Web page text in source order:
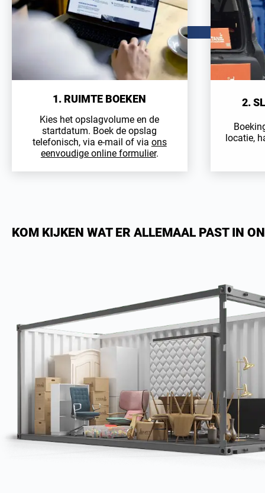
1. RUIMTE BOEKEN
Kies het opslagvolume en de
startdatum. Boek de opslag
telefonisch, via e-mail of via ons
eenvoudige online formulier.
2.
locatie,
KOM KIJKEN WAT ER ALLEMAAL PAST IN